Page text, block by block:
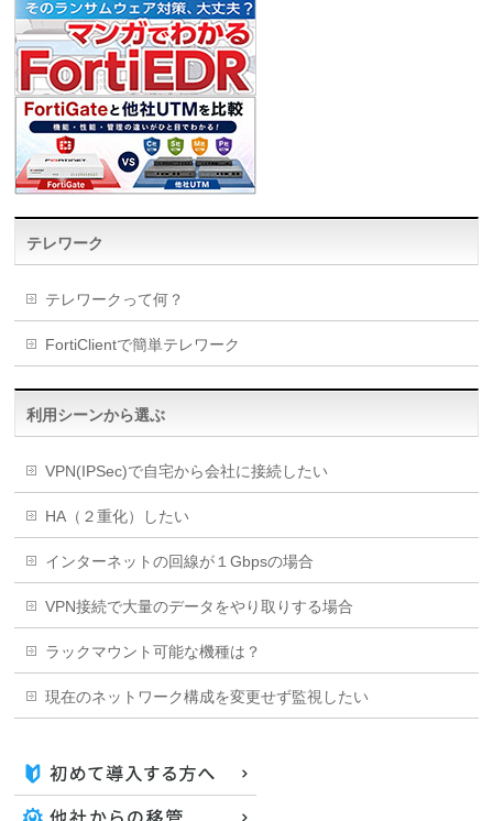
テレワーク
テレワークって何？
FortiClientで簡単テレワーク
利用シーンから選ぶ
VPN(IPSec)で自宅から会社に接続したい
HA（２重化）したい
インターネットの回線が１Gbpsの場合
VPN接続で大量のデータをやり取りする場合
ラックマウント可能な機種は？
現在のネットワーク構成を変更せず監視したい